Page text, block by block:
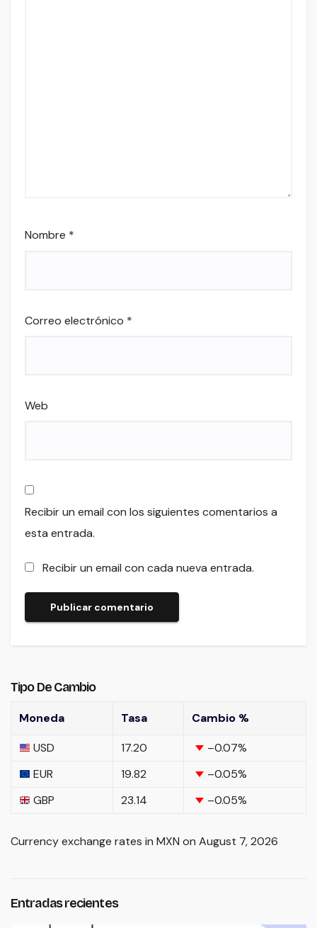
Nombre *
Correo electrónico *
Web
Recibir un email con los siguientes comentarios a
esta entrada.
Recibir un email con cada nueva entrada.
Tipo De Cambio
Moneda Tasa
Cambio %
USD
17.20 –0.07%
EUR
19.82 –0.05%
GBP
23.14 –0.05%
Currency exchange rates in MXN on August 7, 2026
Entradas recientes